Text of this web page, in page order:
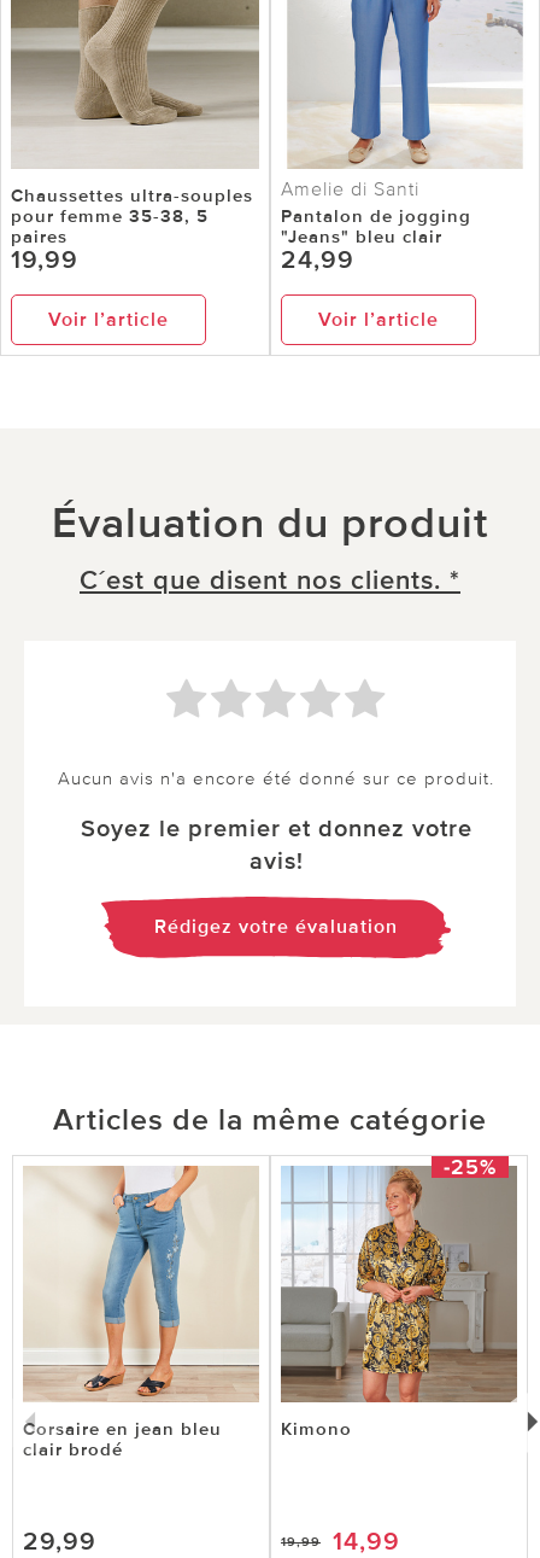
Chaussettes ultra-souples
pour femme 35-38, 5
paires
19,99
Voir l’article
Amelie di Santi
Pantalon de jogging
"Jeans" bleu clair
24,99
Voir l’article
Évaluation du produit
C´est que disent nos clients. *
Aucun avis n'a encore été donné sur ce produit.
Soyez le premier et donnez votre
avis!
Rédigez votre évaluation
Articles de la même catégorie
Corsaire en jean bleu
clair brodé
29,99
-25%
Kimono
19,99 14,99